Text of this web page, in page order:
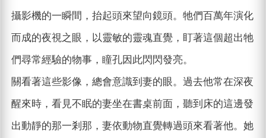
攝影機的一瞬間，抬起頭來望向鏡頭。牠們百萬年演化
而成的夜視之眼，以靈敏的靈魂直覺，盯著這個超出牠
們尋常經驗的物事，瞳孔因此閃閃發亮。
關看著這些影像，總會意識到妻的眼。過去他常在深夜
醒來時，看見不眠的妻坐在書桌前面，聽到床的這邊發
出動靜的那一剎那，妻依動物直覺轉過頭來看著他。她